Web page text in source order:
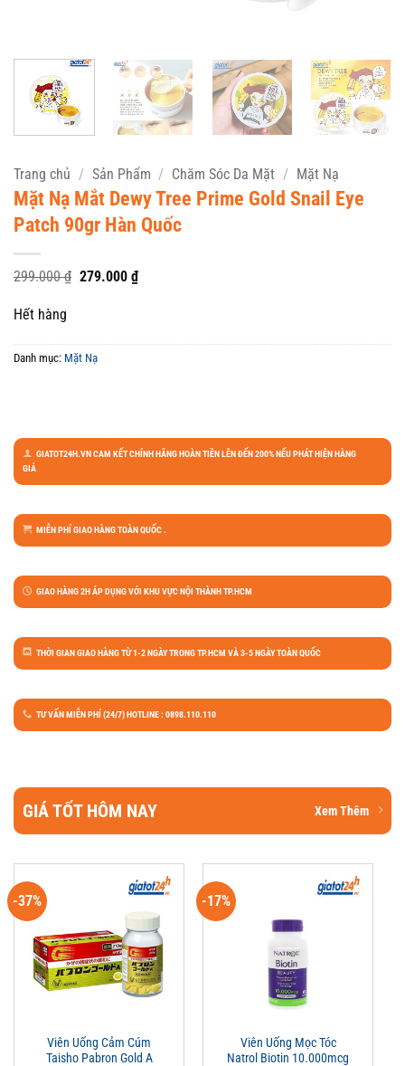
Trang chủ / Sản Phẩm / Chăm Sóc Da Mặt / Mặt Nạ
Mặt Nạ Mắt Dewy Tree Prime Gold Snail Eye
Patch 90gr Hàn Quốc
299.000₫ Giá
279.000 ₫Giá
hiện
Hết hàng
Danh mục: Mặt Nạ
GIATOT24H.VN CAM KẾT CHÍNH HÃNG HOÀN TIỀN LÊN ĐẾN 200% NẾU PHÁT HIỆN HÀNG
GIẢ
MIỄN PHÍ GIAO HÀNG TOÀN QUỐC .
GIAO HÀNG 2H ÁP DỤNG VỚI KHU VỰC NỘI THÀNH TP.HCM
THỜI GIAN GIAO HÀNG TỪ 1-2 NGÀY TRONG TP.HCM VÀ 3-5 NGÀY TOÀN QUỐC
TƯ VẤN MIỄN PHÍ (24/7) HOTLINE : 0898.110.110
GIÁ TỐT HÔM NAY Xem Thêm
-37%
Viên Uống Cảm Cúm
Taisho Pabron Gold A
-17%
Viên Uống Mọc Tóc
Natrol Biotin 10.000mcg